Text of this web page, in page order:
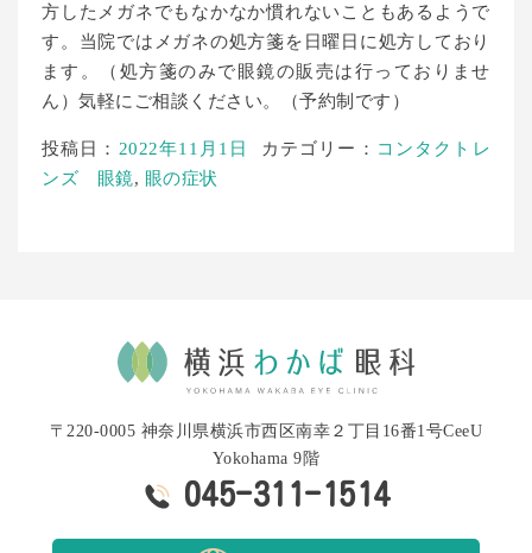
方したメガネでもなかなか慣れないこともあるようで
す。当院ではメガネの処方箋を日曜日に処方しており
ます。（処方箋のみで眼鏡の販売は行っておりませ
ん）気軽にご相談ください。（予約制です）
投稿日： 2022年11月1日 カテゴリー： コンタクトレ
ンズ 眼鏡, 眼の症状
〒220-0005 神奈川県横浜市西区南幸２丁目16番1号CeeU
Yokohama 9階
045-311-1514